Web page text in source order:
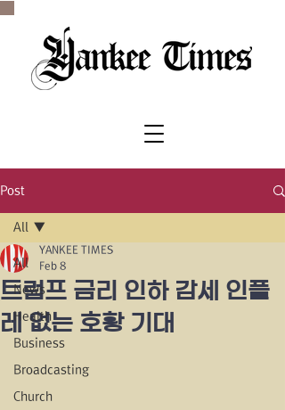
Post
All
News
Health
Business
Broadcasting
Church
All
트럼프 금리 인하 감세 인플
레 없는 호황 기대
YANKEE TIMES
Feb 8